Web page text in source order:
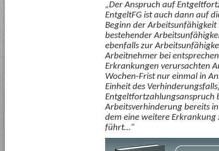
„Der Anspruch auf
EntgeltFG ist auch dann auf
Beginn der
bestehender
ebenfalls zur
Arbeitnehmer bei
Erkrankungen verursachten
Wochen-Frist nur einmal in
Einheit des
Entgeltfortzahlungsanspruch
Arbeitsverhinderung bereits
dem eine weitere
führt…“